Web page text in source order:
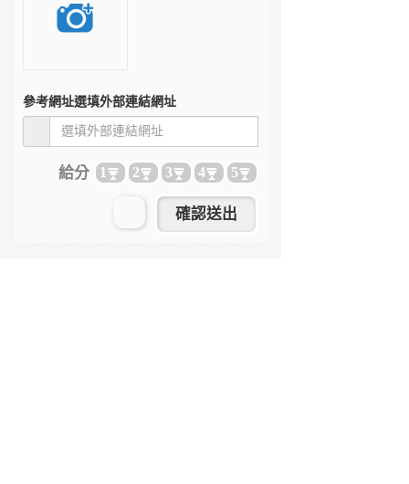
參考網址選填外部連結網址
給分 1 2 3 4 5